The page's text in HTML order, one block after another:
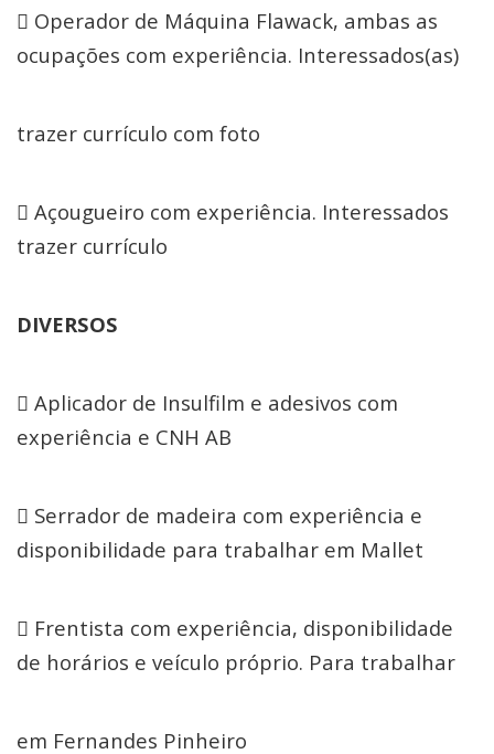
 Operador de Máquina Flawack, ambas as
ocupações com experiência. Interessados(as)
trazer currículo com foto
 Açougueiro com experiência. Interessados
trazer currículo
DIVERSOS
 Aplicador de Insulfilm e adesivos com
experiência e CNH AB
 Serrador de madeira com experiência e
disponibilidade para trabalhar em Mallet
 Frentista com experiência, disponibilidade
de horários e veículo próprio. Para trabalhar
em Fernandes Pinheiro